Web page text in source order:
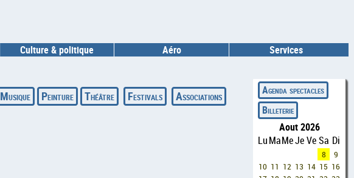
Culture & politique Aéro Services
Musique Peinture Théâtre Festivals Associations
◄
Agenda spectacles
Billeterie
Aout 2026
LuMaMeJe VeSa Di
8
9
10 11 12 13 14 15 16